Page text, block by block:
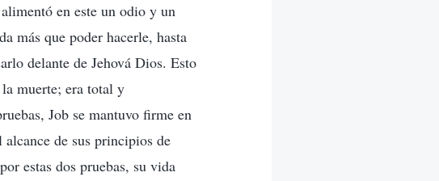
en este un odio y un
más que poder hacerle, hasta
delante de Jehová Dios. Esto
muerte; era total y
Job se mantuvo firme en
de sus principios de
estas dos pruebas, su vida